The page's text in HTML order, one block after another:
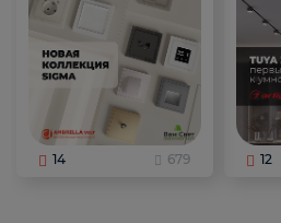
14 679 12